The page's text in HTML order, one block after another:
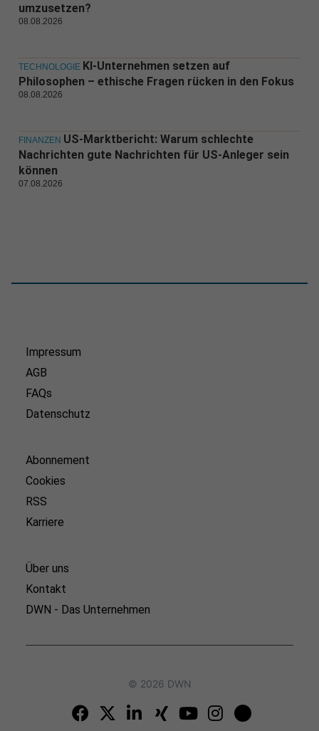
umzusetzen?
08.08.2026
TECHNOLOGIE KI-Unternehmen setzen auf
Philosophen – ethische Fragen rücken in den Fokus
08.08.2026
FINANZEN US-Marktbericht: Warum schlechte
Nachrichten gute Nachrichten für US-Anleger sein
können
07.08.2026
Impressum
AGB
FAQs
Datenschutz
Abonnement
Cookies
RSS
Karriere
Über uns
Kontakt
DWN - Das Unternehmen
© 2026 DWN